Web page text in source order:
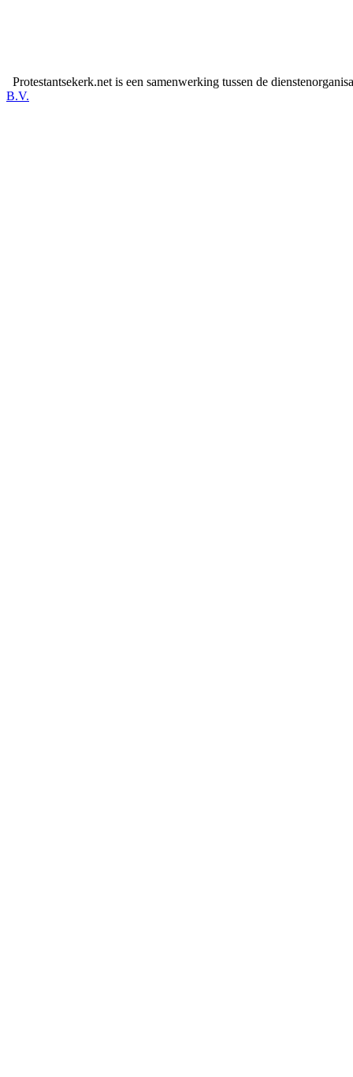
Protestantsekerk.net is een samenwerking tussen de
B.V.